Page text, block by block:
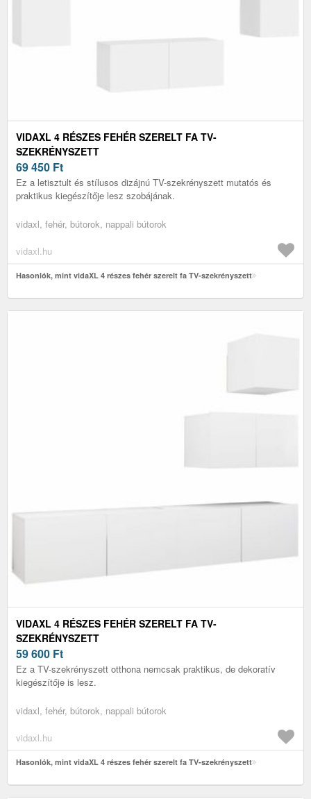
VIDAXL 4 RÉSZES FEHÉR SZERELT FA TV-
SZEKRÉNYSZETT
69 450 Ft
Ez a letisztult és stílusos dizájnú TV-szekrényszett mutatós és
praktikus kiegészítője lesz szobájának.
vidaxl, fehér, bútorok, nappali bútorok
vidaxl.hu
Hasonlók, mint vidaXL 4 részes fehér szerelt fa TV-szekrényszett
VIDAXL 4 RÉSZES FEHÉR SZERELT FA TV-
SZEKRÉNYSZETT
59 600 Ft
Ez a TV-szekrényszett otthona nemcsak praktikus, de dekoratív
kiegészítője is lesz.
vidaxl, fehér, bútorok, nappali bútorok
vidaxl.hu
Hasonlók, mint vidaXL 4 részes fehér szerelt fa TV-szekrényszett